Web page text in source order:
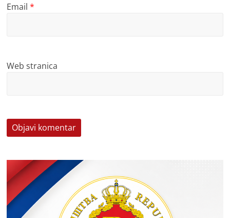
Email*
Web stranica